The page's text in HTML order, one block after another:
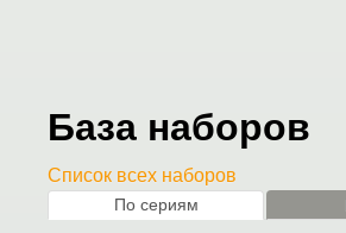
База наборов
Список всех наборов
По сериям